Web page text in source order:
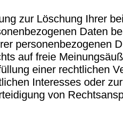
zur Löschung Ihrer
Daten
personenbezogenen
auf freie
einer rechtlichen
Interesses oder
von